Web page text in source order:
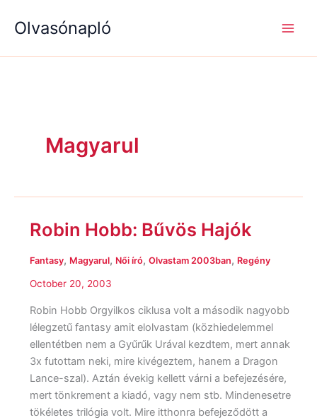
Olvasónapló
Magyarul
Robin Hobb: Bűvös Hajók
Fantasy, Magyarul, Női író, Olvastam 2003ban, Regény
October 20, 2003
Robin Hobb Orgyilkos ciklusa volt a második nagyobb
lélegzetű fantasy amit elolvastam (közhiedelemmel
ellentétben nem a Gyűrűk Urával kezdtem, mert annak
3x futottam neki, mire kivégeztem, hanem a Dragon
Lance-szal). Aztán évekig kellett várni a befejezésére,
mert tönkrement a kiadó, vagy nem stb. Mindenesetre
tökéletes trilógia volt. Mire itthonra befejeződött a
Robin
Bűvös
e
a
é
g
é
g